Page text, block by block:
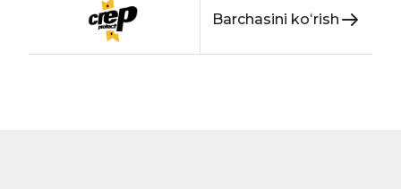
Barchasini koʻrish